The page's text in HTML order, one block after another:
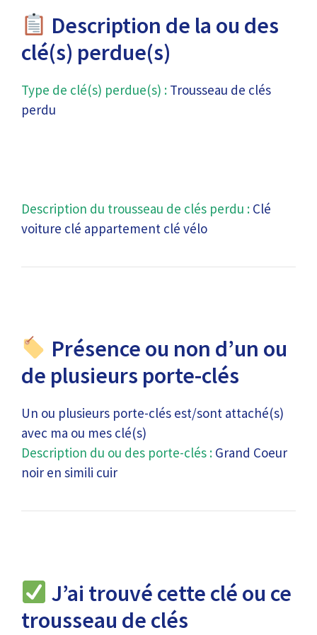
Description de la ou des
clé(s) perdue(s)
Type de clé(s) perdue(s) : Trousseau de clés
perdu
Description du trousseau de clés perdu : Clé
voiture clé appartement clé vélo
Présence ou non d’un ou
de plusieurs porte-clés
Un ou plusieurs porte-clés est/sont attaché(s)
avec ma ou mes clé(s)
Description du ou des porte-clés : Grand Coeur
noir en simili cuir
J’ai trouvé cette clé ou ce
trousseau de clés